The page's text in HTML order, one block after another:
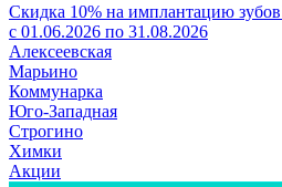
Скидка 10% на имплантацию
с 01.06.2026 по 31.08.2026
Алексеевская
Марьино
Коммунарка
Юго-Западная
Строгино
Химки
Акции